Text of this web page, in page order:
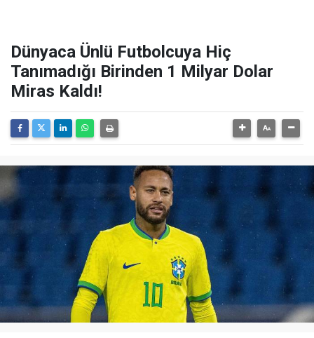
Dünyaca Ünlü Futbolcuya Hiç
Tanımadığı Birinden 1 Milyar Dolar
Miras Kaldı!